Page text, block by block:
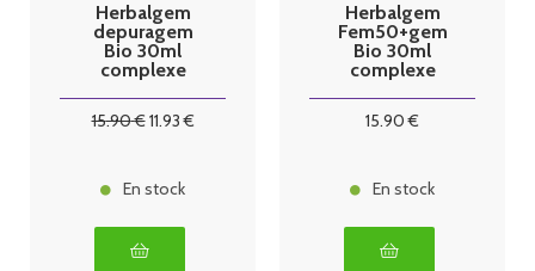
Herbalgem
depuragem
Bio 30ml
complexe
15.90€11.93€
En stock
Herbalgem
Fem50+gem
Bio 30ml
complexe
15.90 €
En stock